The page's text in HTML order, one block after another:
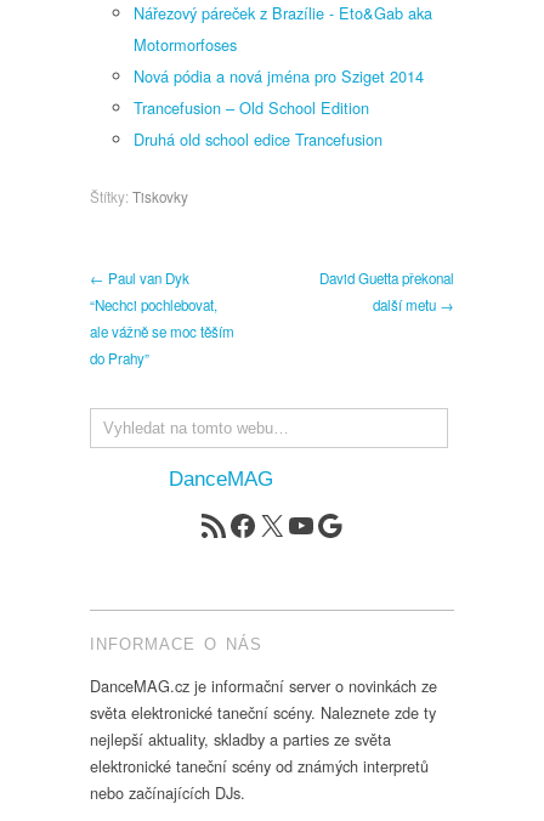
Nářezový páreček z Brazílie - Eto&Gab aka
Motormorfoses
Nová pódia a nová jména pro Sziget 2014
Trancefusion – Old School Edition
Druhá old school edice Trancefusion
Štítky: Tiskovky
← Paul van Dyk
“Nechci pochlebovat,
ale vážně se moc těším
do Prahy”
David Guetta překonal
další metu →
DanceMAG
RSS zdrojFacebook
X YouTube
Google
INFORMACE O NÁS
DanceMAG.cz je informační server o novinkách ze
světa elektronické taneční scény. Naleznete zde ty
nejlepší aktuality, skladby a parties ze světa
elektronické taneční scény od známých interpretů
nebo začínajících DJs.